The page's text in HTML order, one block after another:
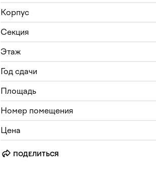
Корпус
Секция
Этаж
Год сдачи
Площадь
Номер помещения
Цена
ПОДЕЛИТЬСЯ